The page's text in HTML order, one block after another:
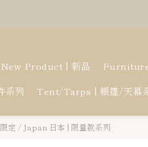
New Product | 新品
系列
Tent/Tarps | 帳篷/天幕
定 / Japan 日本 | 限量款系列